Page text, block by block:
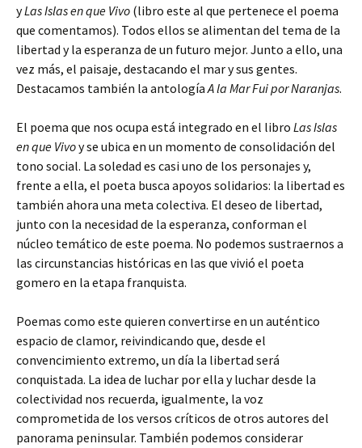
yLas Islas en que Vivo (libro este al que pertenece el poema
que comentamos). Todos ellos se alimentan del tema de la
libertad y la esperanza de un futuro mejor. Junto a ello, una
vez más, el paisaje, destacando el mar y sus gentes.
Destacamos también la antologíaA la Mar Fui por Naranjas.
El poema que nos ocupa está integrado en el libro Las Islas
en que Vivoy se ubica en un momento de consolidación del
tono social. La soledad es casi uno de los personajes y,
frente a ella, el poeta busca apoyos solidarios: la libertad es
también ahora una meta colectiva. El deseo de libertad,
junto con la necesidad de la esperanza, conforman el
núcleo temático de este poema. No podemos sustraernos a
las circunstancias históricas en las que vivió el poeta
gomero en la etapa franquista.
Poemas como este quieren convertirse en un auténtico
espacio de clamor, reivindicando que, desde el
convencimiento extremo, un día la libertad será
conquistada. La idea de luchar por ella y luchar desde la
colectividad nos recuerda, igualmente, la voz
comprometida de los versos críticos de otros autores del
panorama peninsular. También podemos considerar